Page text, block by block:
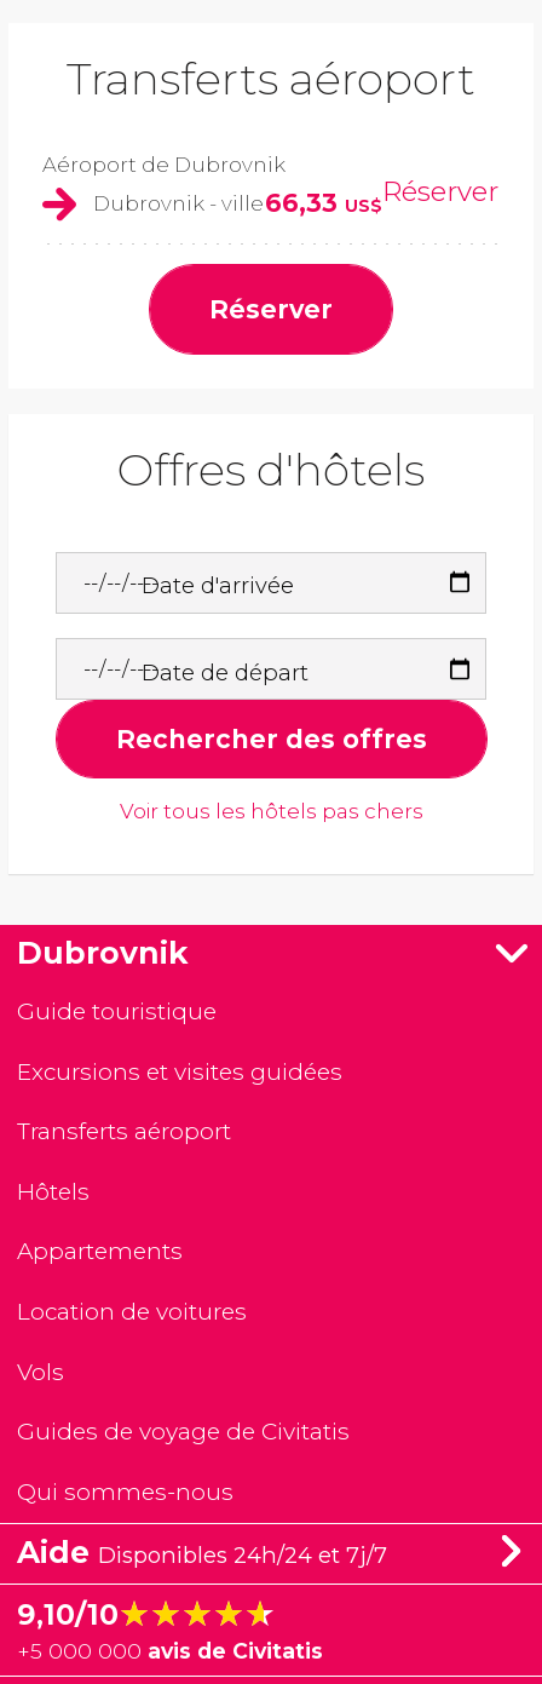
Transferts aéroport
Aéroport de Dubrovnik
Dubrovnik - ville66,33 US$Réserver
Réserver
Offres d'hôtels
Date d'arrivée
Date de départ
Rechercher des offres
Voir tous les hôtels pas chers
Dubrovnik
Guide touristique
Excursions et visites guidées
Transferts aéroport
Hôtels
Appartements
Location de voitures
Vols
Guides de voyage de Civitatis
Qui sommes-nous
Aide Disponibles 24h/24 et 7j/7
9,10/10★★★★★
★★★★★
+5 000 000 avis de Civitatis